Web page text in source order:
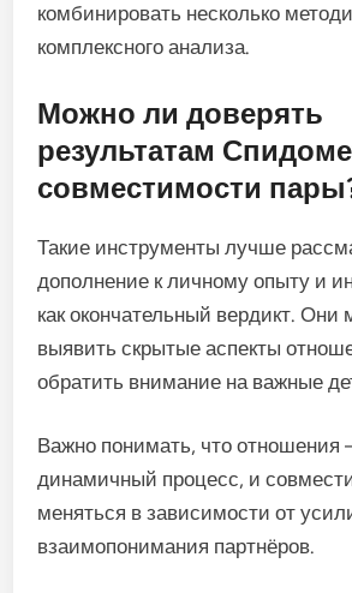
комбинировать несколько
комплексного анализа.
Можно ли доверять
результатам
совместимости
Такие инструменты лучше
дополнение к личному опыту и
как окончательный вердикт. Они
выявить скрытые аспекты
обратить внимание на важные
Важно понимать, что отношения
динамичный процесс, и
меняться в зависимости от
взаимопонимания партнёров.